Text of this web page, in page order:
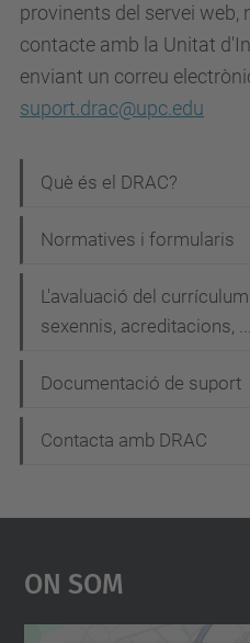
provinents del servei web,
contacte amb la Unitat
enviant un correu
suport.drac@upc.edu
a
v
a
c
Què és el DRAC?
Normatives i formularis
L'avaluació del
sexennis, acreditacions, ...
Documentació de suport
Contacta amb DRAC
On Som